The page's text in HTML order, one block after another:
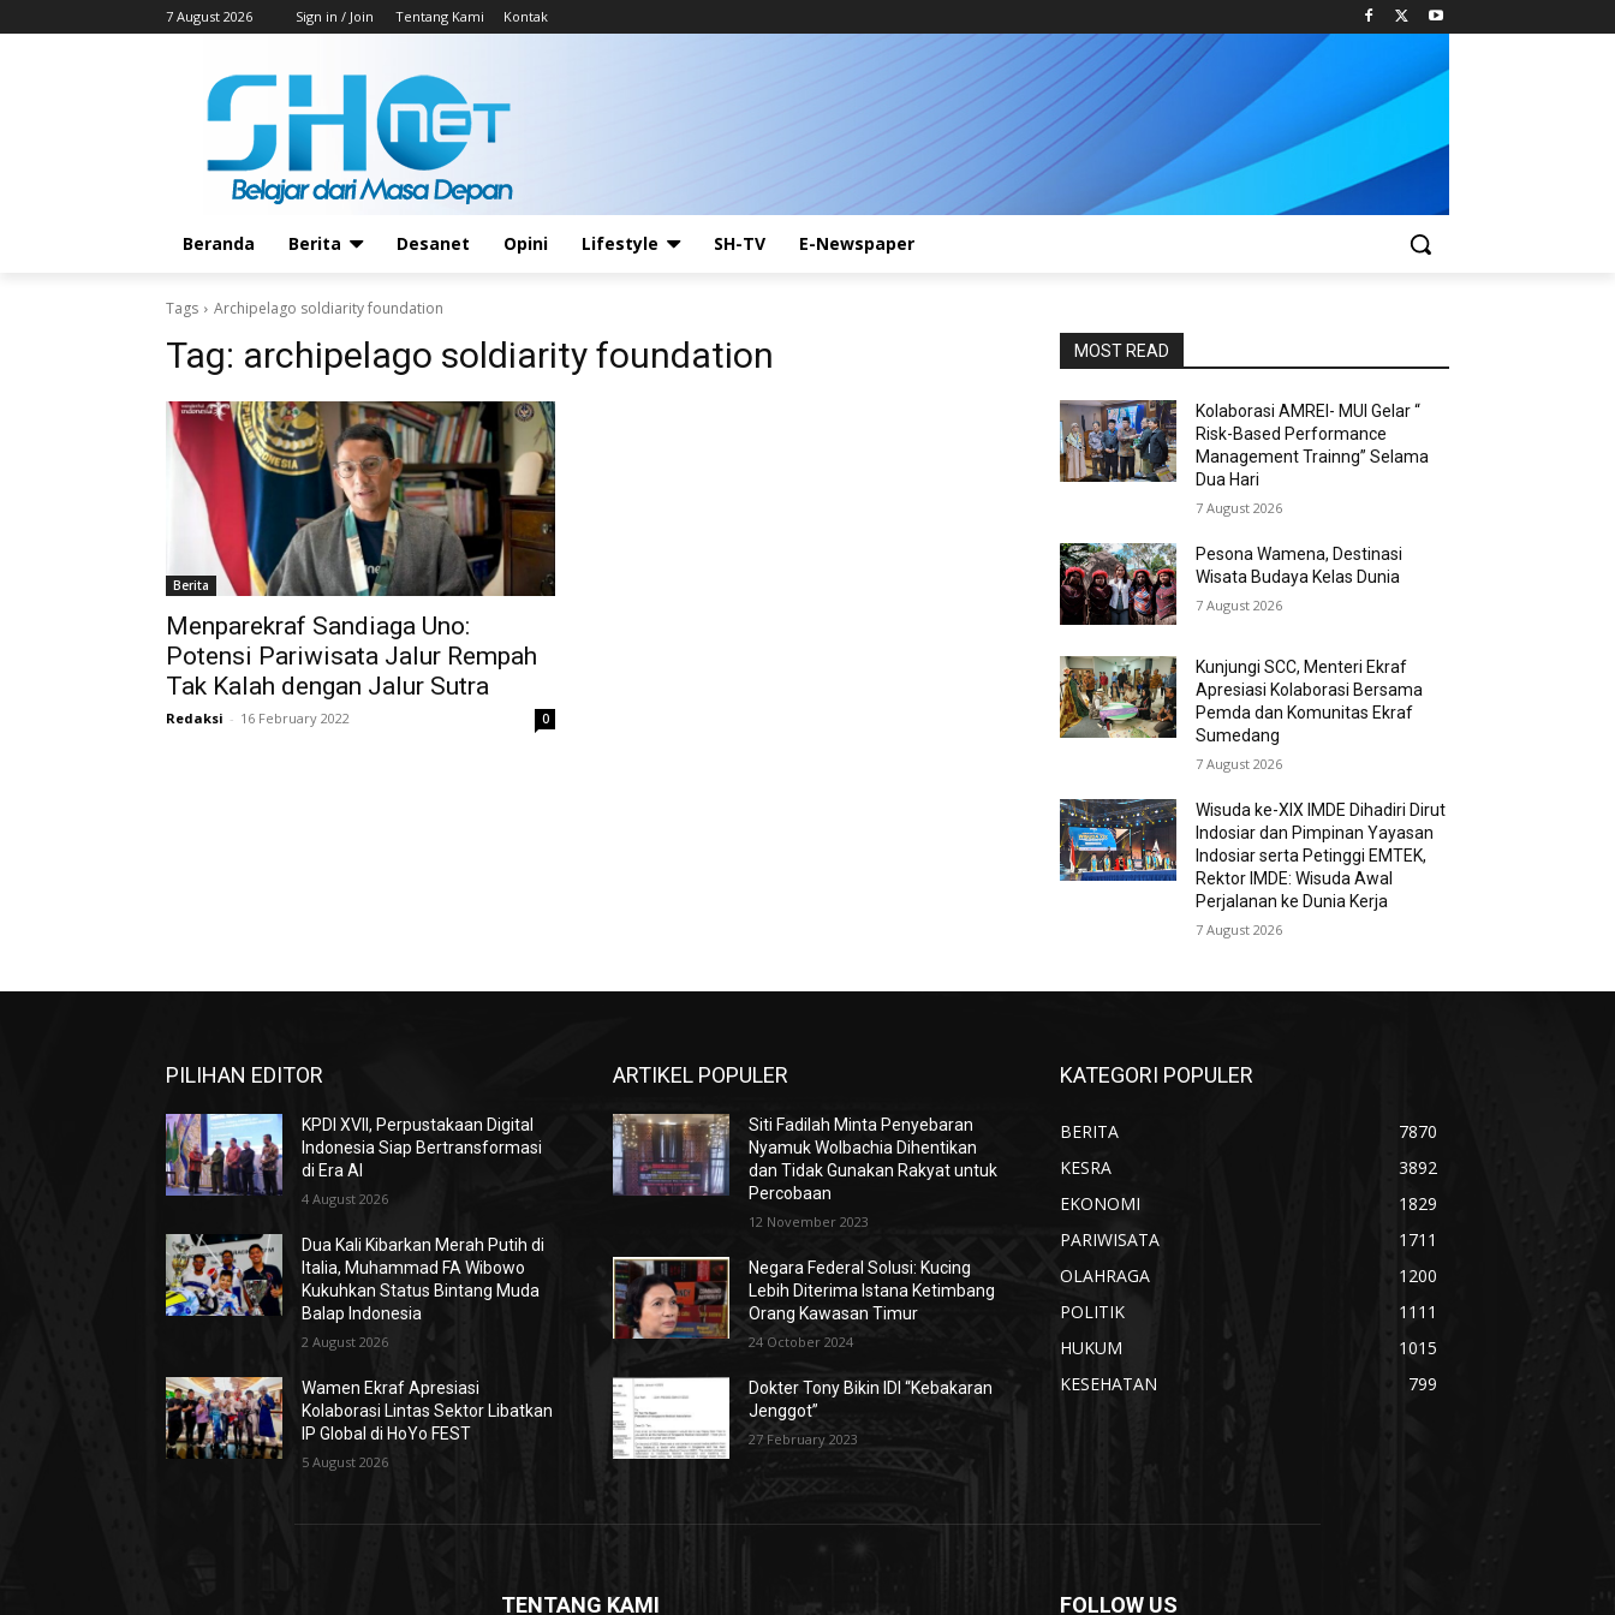
7 August 2026 Sign in / Join Tentang Kami Kontak
Beranda Berita Desanet Opini Lifestyle SH-TV E-Newspaper
Tags Archipelago soldiarity foundation
Tag: archipelago soldiarity foundation
Berita
Menparekraf Sandiaga Uno:
Potensi Pariwisata Jalur Rempah
Tak Kalah dengan Jalur Sutra
Redaksi - 16 February 2022 0
MOST READ
Kolaborasi AMREI- MUI Gelar “
Risk-Based Performance
Management Trainng” Selama
Dua Hari
7 August 2026
Pesona Wamena, Destinasi
Wisata Budaya Kelas Dunia
7 August 2026
Kunjungi SCC, Menteri Ekraf
Apresiasi Kolaborasi Bersama
Pemda dan Komunitas Ekraf
Sumedang
7 August 2026
Wisuda ke-XIX IMDE Dihadiri Dirut
Indosiar dan Pimpinan Yayasan
Indosiar serta Petinggi EMTEK,
Rektor IMDE: Wisuda Awal
Perjalanan ke Dunia Kerja
7 August 2026
PILIHAN EDITOR
KPDI XVII, Perpustakaan Digital
Indonesia Siap Bertransformasi
di Era AI
4 August 2026
Dua Kali Kibarkan Merah Putih di
Italia, Muhammad FA Wibowo
Kukuhkan Status Bintang Muda
Balap Indonesia
2 August 2026
Wamen Ekraf Apresiasi
Kolaborasi Lintas Sektor Libatkan
IP Global di HoYo FEST
5 August 2026
ARTIKEL POPULER
Siti Fadilah Minta Penyebaran
Nyamuk Wolbachia Dihentikan
dan Tidak Gunakan Rakyat untuk
Percobaan
12 November 2023
Negara Federal Solusi: Kucing
Lebih Diterima Istana Ketimbang
Orang Kawasan Timur
24 October 2024
Dokter Tony Bikin IDI “Kebakaran
Jenggot”
27 February 2023
KATEGORI POPULER
BERITA
7870
KESRA
3892
EKONOMI
1829
PARIWISATA
1711
OLAHRAGA
1200
POLITIK
1111
HUKUM
1015
KESEHATAN
799
TENTANG KAMI FOLLOW US